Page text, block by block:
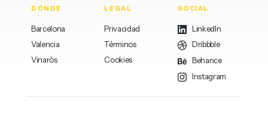
DÓNDE
Barcelona
Valencia
Vinaròs
LEGAL
Privacidad
Términos
Cookies
SOCIAL
LinkedIn
Dribbble
Behance
Instagram